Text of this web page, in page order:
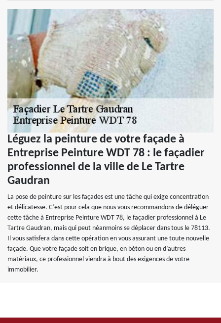
Léguez la peinture de votre façade à
Entreprise Peinture WDT 78 : le façadier
professionnel de la ville de Le Tartre
Gaudran
La pose de peinture sur les façades est une tâche qui exige concentration
et délicatesse. C’est pour cela que nous vous recommandons de déléguer
cette tâche à Entreprise Peinture WDT 78, le façadier professionnel à Le
Tartre Gaudran, mais qui peut néanmoins se déplacer dans tous le 78113.
Il vous satisfera dans cette opération en vous assurant une toute nouvelle
façade. Que votre façade soit en brique, en béton ou en d’autres
matériaux, ce professionnel viendra à bout des exigences de votre
immobilier.